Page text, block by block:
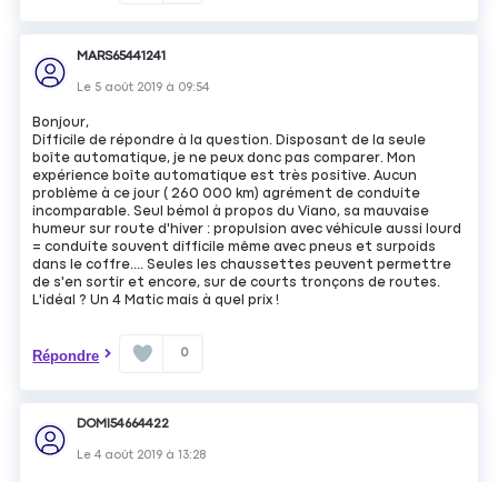
MARS65441241
Le 5 août 2019 à 09:54
Bonjour,
Difficile de répondre à la question. Disposant de la seule
boîte automatique, je ne peux donc pas comparer. Mon
expérience boîte automatique est très positive. Aucun
problème à ce jour ( 260 000 km) agrément de conduite
incomparable. Seul bémol à propos du Viano, sa mauvaise
humeur sur route d'hiver : propulsion avec véhicule aussi lourd
= conduite souvent difficile même avec pneus et surpoids
dans le coffre.... Seules les chaussettes peuvent permettre
de s'en sortir et encore, sur de courts tronçons de routes.
L'idéal ? Un 4 Matic mais à quel prix !
Répondre 0
DOMI54664422
Le4 août 2019 à13:28